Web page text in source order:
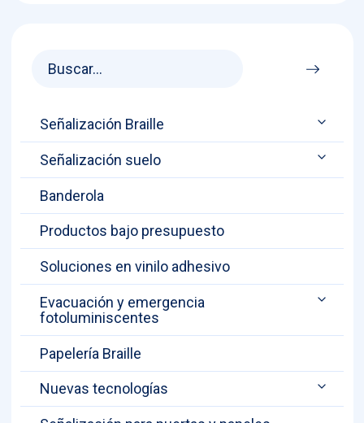
Señalización Braille
Señalización suelo
Banderola
Productos bajo presupuesto
Soluciones en vinilo adhesivo
Evacuación y emergencia
fotoluminiscentes
Papelería Braille
Nuevas tecnologías